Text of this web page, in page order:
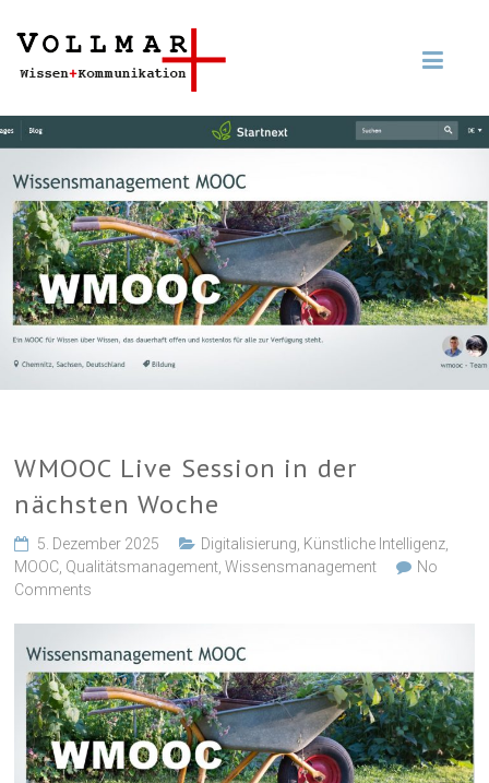
WMOOC Live Session in der
nächsten Woche
5. Dezember 2025 Digitalisierung Künstliche Intelligenz
MOOC Qualitätsmanagement ,Wissensmanagement
No
Comments